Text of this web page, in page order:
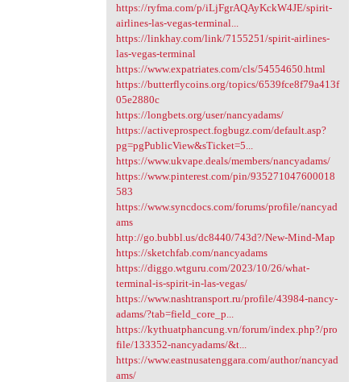
https://ryfma.com/p/iLjFgrAQAyKckW4JE/spirit-
airlines-las-vegas-terminal...
https://linkhay.com/link/7155251/spirit-airlines-
las-vegas-terminal
https://www.expatriates.com/cls/54554650.html
https://butterflycoins.org/topics/6539fce8f79a413f
05e2880c
https://longbets.org/user/nancyadams/
https://activeprospect.fogbugz.com/default.asp?
pg=pgPublicView&sTicket=5...
https://www.ukvape.deals/members/nancyadams/
https://www.pinterest.com/pin/935271047600018
583
https://www.syncdocs.com/forums/profile/nancyad
ams
http://go.bubbl.us/dc8440/743d?/New-Mind-Map
https://sketchfab.com/nancyadams
https://diggo.wtguru.com/2023/10/26/what-
terminal-is-spirit-in-las-vegas/
https://www.nashtransport.ru/profile/43984-nancy-
adams/?tab=field_core_p...
https://kythuatphancung.vn/forum/index.php?/pro
file/133352-nancyadams/&t...
https://www.eastnusatenggara.com/author/nancyad
ams/